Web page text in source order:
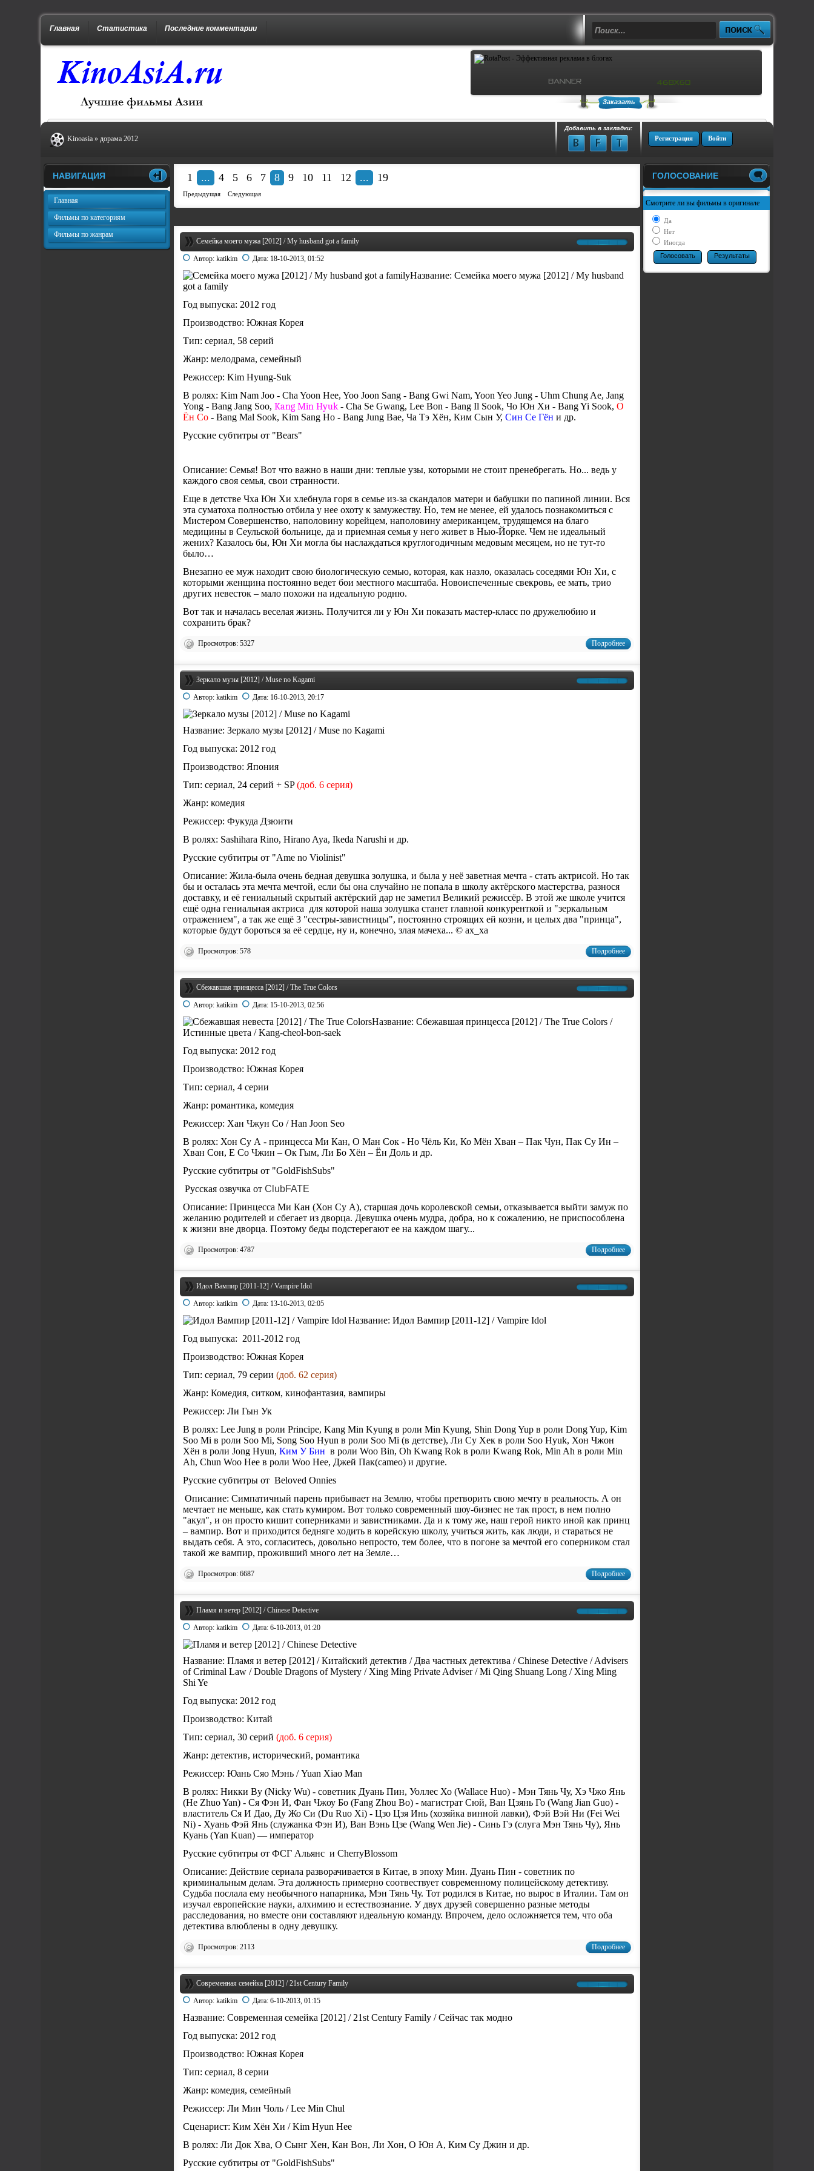
Главная Статистика Последние комментарии
Заказать
Kinoasia »дорама 2012 Регистрация Войти
Добавить в закладки:
1 ... 4 5 6 7 8 9 10 11 12 ... 19
Предыдущая Следующая
Семейка моего мужа [2012] / My husband got a family
Автор:katikim Дата: 18-10-2013, 01:52
Название: Семейка моего мужа [2012] / My husband
got a family
Год выпуска: 2012 год
Производство: Южная Корея
Тип: сериал, 58 серий
Жанр: мелодрама, семейный
Режиссер: Kim Hyung-Suk
В ролях: Kim Nam Joo - Cha Yoon Hee, Yoo Joon Sang - Bang Gwi Nam, Yoon Yeo Jung - Uhm Chung Ae, Jang
Yong - Bang Jang Soo,Kang Min Hyuk - Cha Se Gwang, Lee Bon - Bang Il Sook, Чо Юн Хи - Bang Yi Sook,О
Ён Со - Bang Mal Sook, Kim Sang Ho - Bang Jung Bae, Ча Тэ Хён, Ким Сын У,Син Се Гён и др.
Русские субтитры от "Bears"
Описание: Семья! Вот что важно в наши дни: теплые узы, которыми не стоит пренебрегать. Но... ведь у
каждого своя семья, свои странности.
Еще в детстве Чха Юн Хи хлебнула горя в семье из-за скандалов матери и бабушки по папиной линии. Вся
эта суматоха полностью отбила у нее охоту к замужеству. Но, тем не менее, ей удалось познакомиться с
Мистером Совершенство, наполовину корейцем, наполовину американцем, трудящемся на благо
медицины в Сеульской больнице, да и приемная семья у него живет в Нью-Йорке. Чем не идеальный
жених? Казалось бы, Юн Хи могла бы наслаждаться круглогодичным медовым месяцем, но не тут-то
было…
Внезапно ее муж находит свою биологическую семью, которая, как назло, оказалась соседями Юн Хи, с
которыми женщина постоянно ведет бои местного масштаба. Новоиспеченные свекровь, ее мать, трио
других невесток – мало похожи на идеальную родню.
Вот так и началась веселая жизнь. Получится ли у Юн Хи показать мастер-класс по дружелюбию и
сохранить брак?
Просмотров: 5327 Подробнее
Зеркало музы [2012] / Muse no Kagami
Автор:katikim Дата: 16-10-2013, 20:17
Название: Зеркало музы [2012] / Muse no Kagami
Год выпуска: 2012 год
Производство: Япония
Тип: сериал, 24 серий + SP(доб. 6 серия)
Жанр: комедия
Режиссер: Фукуда Дзюити
В ролях: Sashihara Rino, Hirano Aya, Ikeda Narushi и др.
Русские субтитры от "Ame no Violinist"
Описание: Жила-была очень бедная девушка золушка, и была у неё заветная мечта - стать актрисой. Но так
бы и осталась эта мечта мечтой, если бы она случайно не попала в школу актёрского мастерства, разнося
доставку, и её гениальный скрытый актёрский дар не заметил Великий режиссёр. В этой же школе учится
ещё одна гениальная актриса для которой наша золушка станет главной конкуренткой и "зеркальным
отражением", а так же ещё 3 "сестры-завистницы", постоянно строящих ей козни, и целых два "принца",
которые будут бороться за её сердце, ну и, конечно, злая мачеха... © ax_xa
Просмотров: 578 Подробнее
Сбежавшая принцесса [2012] / The True Colors
Автор:katikim Дата: 15-10-2013, 02:56
Название: Сбежавшая принцесса [2012] / The True Colors /
Истинные цвета / Kang-cheol-bon-saek
Год выпуска: 2012 год
Производство: Южная Корея
Тип: сериал, 4 серии
Жанр: романтика, комедия
Режиссер: Хан Чжун Со / Han Joon Seo
В ролях: Хон Су А - принцесса Ми Кан, О Ман Сок - Но Чёль Ки, Ко Мён Хван – Пак Чун, Пак Су Ин –
Хван Сон, Е Со Чжин – Ок Гым, Ли Бо Хён – Ён Доль и др.
Русские субтитры от "GoldFishSubs"
Русская озвучка отClubFATE
Описание: Принцесса Ми Кан (Хон Су А), старшая дочь королевской семьи, отказывается выйти замуж по
желанию родителей и сбегает из дворца. Девушка очень мудра, добра, но к сожалению, не приспособлена
к жизни вне дворца. Поэтому беды подстерегают ее на каждом шагу...
Просмотров: 4787 Подробнее
Идол Вампир [2011-12] / Vampire Idol
Автор:katikim Дата: 13-10-2013, 02:05
Название: Идол Вампир [2011-12] / Vampire Idol
Год выпуска: 2011-2012 год
Производство: Южная Корея
Тип: сериал, 79 серии(доб. 62 серия)
Жанр: Комедия, ситком, кинофантазия, вампиры
Режиссер: Ли Гын Ук
В ролях: Lee Jung в роли Principe, Kang Min Kyung в роли Min Kyung, Shin Dong Yup в роли Dong Yup, Kim
Soo Mi в роли Soo Mi, Song Soo Hyun в роли Soo Mi (в детстве), Ли Су Хек в роли Soo Hyuk, Хон Чжон
Хён в роли Jong Hyun,Ким У Бин в роли Woo Bin, Oh Kwang Rok в роли Kwang Rok, Min Ah в роли Min
Ah, Chun Woo Hee в роли Woo Hee, Джей Пак(cameo) и другие.
Русские субтитры от Beloved Onnies
Описание: Симпатичный парень прибывает на Землю, чтобы претворить свою мечту в реальность. А он
мечтает не меньше, как стать кумиром. Вот только современный шоу-бизнес не так прост, в нем полно
"акул", и он просто кишит соперниками и завистниками. Да и к тому же, наш герой никто иной как принц
– вампир. Вот и приходится бедняге ходить в корейскую школу, учиться жить, как люди, и стараться не
выдать себя. А это, согласитесь, довольно непросто, тем более, что в погоне за мечтой его соперником стал
такой же вампир, проживший много лет на Земле…
Просмотров: 6687 Подробнее
Пламя и ветер [2012] / Chinese Detective
Автор:katikim Дата:6-10-2013, 01:20
Название: Пламя и ветер [2012] / Китайский детектив / Два частных детектива / Chinese Detective / Advisers
of Criminal Law / Double Dragons of Mystery / Xing Ming Private Adviser / Mi Qing Shuang Long / Xing Ming
Shi Ye
Год выпуска: 2012 год
Производство: Китай
Тип: сериал, 30 серий(доб. 6 серия)
Жанр: детектив, исторический, романтика
Режиссер: Юань Сяо Мэнь / Yuan Xiao Man
В ролях: Никки Ву (Nicky Wu) - советник Дуань Пин, Уоллес Хо (Wallace Huo) - Мэн Тянь Чу, Хэ Чжо Янь
(He Zhuo Yan) - Ся Фэн И, Фан Чжоу Бо (Fang Zhou Bo) - магистрат Сюй, Ван Цзянь Го (Wang Jian Guo) -
властитель Ся И Дао, Ду Жо Си (Du Ruo Xi) - Цзо Цзя Инь (хозяйка винной лавки), Фэй Вэй Ни (Fei Wei
Ni) - Хуань Фэй Янь (служанка Фэн И), Ван Вэнь Цзе (Wang Wen Jie) - Синь Гэ (слуга Мэн Тянь Чу), Янь
Куань (Yan Kuan) — император
Русские субтитры от ФСГ Альянс и CherryBlossom
Описание: Действие сериала разворачивается в Китае, в эпоху Мин. Дуань Пин - советник по
криминальным делам. Эта должность примерно соотвествует современному полицейскому детективу.
Судьба послала ему необычного напарника, Мэн Тянь Чу. Тот родился в Китае, но вырос в Италии. Там он
изучал европейские науки, алхимию и естествознание. У двух друзей совершенно разные методы
расследования, но вместе они составляют идеальную команду. Впрочем, дело осложняется тем, что оба
детектива влюблены в одну девушку.
Просмотров: 2113 Подробнее
Современная семейка [2012] / 21st Century Family
Автор:katikim Дата:6-10-2013, 01:15
Название: Современная семейка [2012] / 21st Century Family / Сейчас так модно
Год выпуска: 2012 год
Производство: Южная Корея
Тип: сериал, 8 серии
Жанр: комедия, семейный
Режиссер: Ли Мин Чоль / Lee Min Chul
Сценарист: Ким Хён Хи / Kim Hyun Hee
В ролях: Ли Док Хва, О Сынг Хен, Кан Вон, Ли Хон, О Юн А, Ким Су Джин и др.
Русские субтитры от "GoldFishSubs"
НАВИГАЦИЯ
Главная
Фильмы по категориям
Фильмы по жанрам
ГОЛОСОВАНИЕ
Смотрите ли вы фильмы в оригинале
Да
Нет
Иногда